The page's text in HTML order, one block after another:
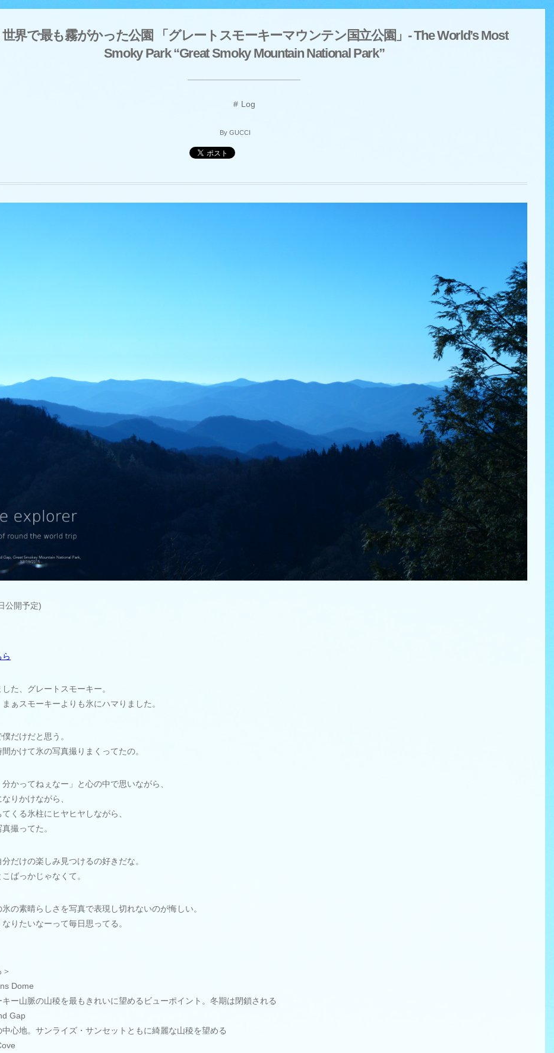
世界で最も霧がかった公園 「グレートスモーキーマウンテン国立公園」- The World’s Most
Smoky Park “Great Smoky Mountain National Park”
Log
By GUCCI
公開予定)
ら
た、グレートスモーキー。
まぁスモーキーよりも氷にハマりました。
だけだと思う。
かけて氷の写真撮りまくってたの。
分かってねぇなー」と心の中で思いながら、
りかけながら、
くる氷柱にヒヤヒヤしながら、
撮ってた。
だけの楽しみ見つけるの好きだな。
ばっかじゃなくて。
の素晴らしさを写真で表現し切れないのが悔しい。
りたいなーって毎日思ってる。
Dome
山脈の山稜を最もきれいに望めるビューポイント。冬期は閉鎖される
Gap
地。サンライズ・サンセットともに綺麗な山稜を望める